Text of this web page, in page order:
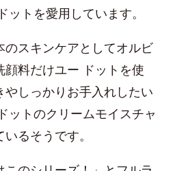
トを愛用しています。
のスキンケアとしてオルビ
顔料だけユー ドットを使
やしっかりお手入れしたい
ットのクリームモイスチャ
るそうです。